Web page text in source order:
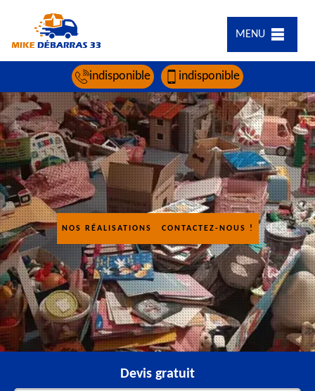
MENU
indisponible indisponible
NOS RÉALISATIONS CONTACTEZ-NOUS !
Devis gratuit